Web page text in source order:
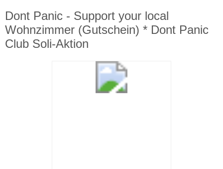
Dont Panic - Support your local
Wohnzimmer (Gutschein) * Dont Panic
Club Soli-Aktion